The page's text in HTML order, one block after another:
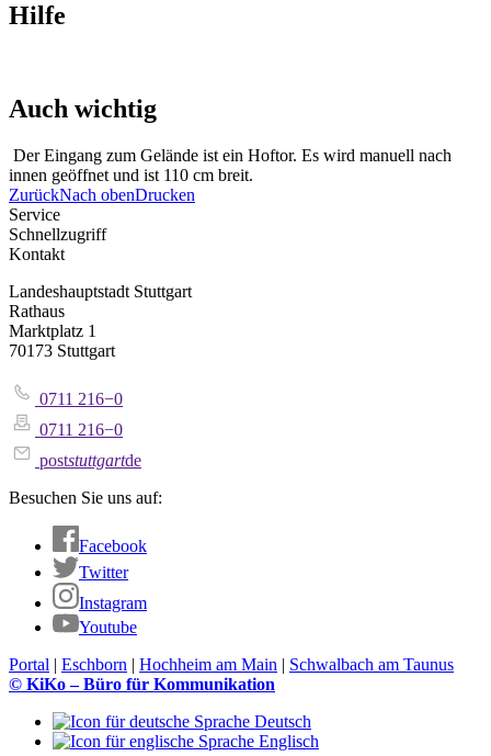
Hilfe
Auch wichtig
Der Eingang zum Gelände ist ein Hoftor. Es wird manuell nach
innen geöffnet und ist 110 cm breit.
ZurückNach obenDrucken
Service
Schnellzugriff
Kontakt
Landeshauptstadt Stuttgart
Rathaus
Marktplatz 1
70173 Stuttgart
0711 216−0
0711 216−0
poststuttgartde
Besuchen Sie uns auf:
Facebook
Twitter
Instagram
Youtube
Portal | Eschborn | Hochheim am Main | Schwalbach am Taunus
© KiKo – Büro für Kommunikation
Deutsch
Englisch